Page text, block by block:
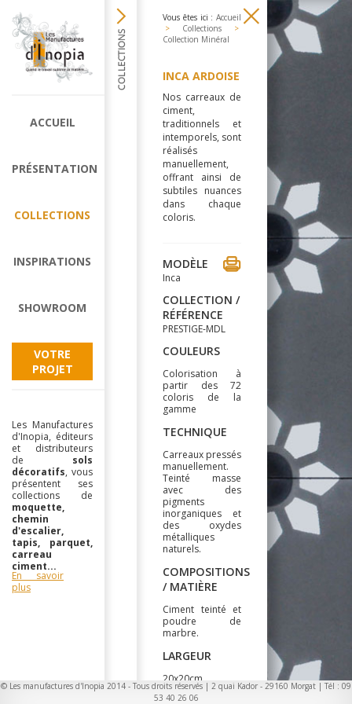
ACCUEIL
PRÉSENTATION
COLLECTIONS
INSPIRATIONS
SHOWROOM
VOTRE
PROJET
Les Manufactures
d'Inopia, éditeurs
et distributeurs
de sols
décoratifs, vous
présentent ses
collections de
moquette,
chemin
d'escalier,
tapis, parquet,
carreau
ciment...
En savoir
plus
Vous êtes ici : Accueil
>
Collections
>
Collection Minéral
INCA ARDOISE
Nos carreaux de
ciment,
traditionnels et
intemporels, sont
réalisés
manuellement,
offrant ainsi de
subtiles nuances
dans chaque
coloris.
MODÈLE
Inca
COLLECTION /
RÉFÉRENCE
PRESTIGE-MDL
COULEURS
Colorisation à
partir des 72
coloris de la
gamme
TECHNIQUE
Carreaux pressés
manuellement.
Teinté masse
avec des
pigments
inorganiques et
des oxydes
métalliques
naturels.
COMPOSITIONS
/ MATIÈRE
Ciment teinté et
poudre de
marbre.
LARGEUR
20x20cm
© Les manufactures d'Inopia 2014 - Tous droits réservés | 2 quai Kador - 29160 Morgat | Tél : 09
53 40 26 06